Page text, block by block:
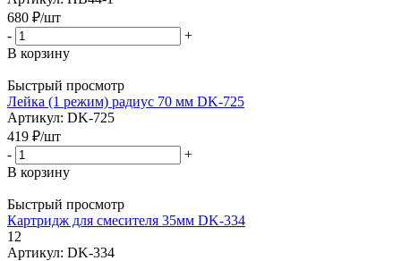
680 ₽/шт
-
+
В корзину
Быстрый просмотр
Лейка (1 режим) радиус 70 мм DK-725
Артикул: DK-725
419 ₽/шт
-
+
В корзину
Быстрый просмотр
Картридж для смесителя 35мм DK-334
12
Артикул: DK-334